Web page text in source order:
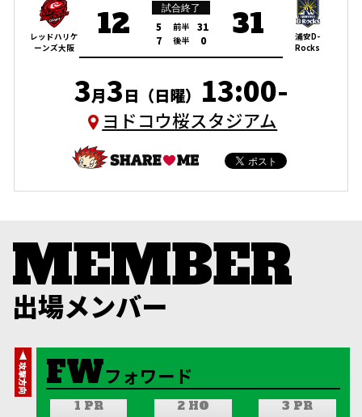
レッドハリケ
ーンズ大阪
12 試合終了
5 前半
31
7
後半 0 31
浦安D-
Rocks
3月3日（日曜） 13:00-
ヨドコウ桜スタジアム
出場メンバー
攻撃方向 フォワード
1 PR 2 HO 3 PR